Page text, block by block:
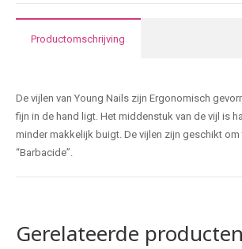
aantal
Productomschrijving
De vijlen van Young Nails zijn Ergonomisch
fijn in de hand ligt. Het middenstuk van de vijl is
minder makkelijk buigt. De vijlen zijn geschikt om
“Barbacide”.
Gerelateerde producten